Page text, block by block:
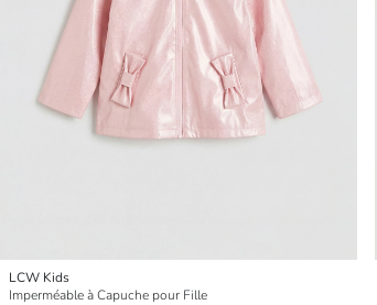
LCW Kids
Imperméable à Capuche pour Fille